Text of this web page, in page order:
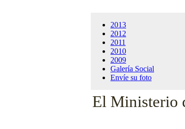
2013
2012
2011
2010
2009
Galería Social
Envíe su foto
El Ministerio